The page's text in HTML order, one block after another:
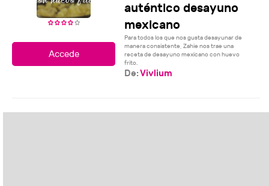
auténtico desayuno
mexicano
Para todos los que nos gusta desayunar de
manera consistente, Zahie nos trae una
receta de desayuno mexicano con huevo
frito.
De:Vivlium